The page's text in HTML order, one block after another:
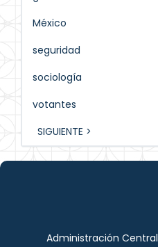
México
seguridad
sociología
votantes
SIGUIENTE >
Administración Central